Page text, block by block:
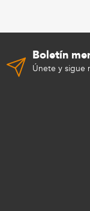
Boletín
Únete y sigue